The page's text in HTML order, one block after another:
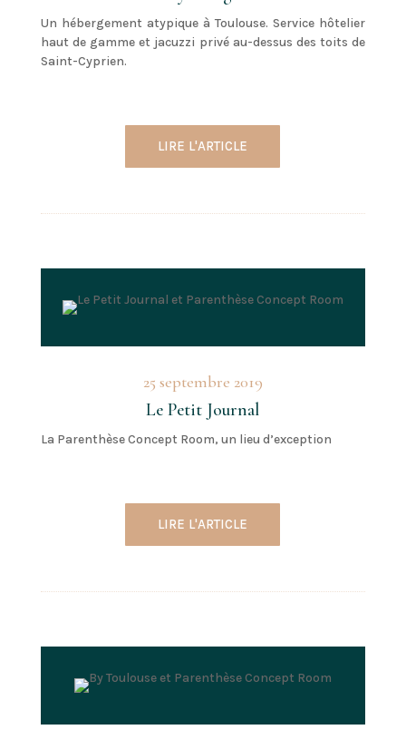
Un hébergement atypique à Toulouse. Service hôtelier
haut de gamme et jacuzzi privé au-dessus des toits de
Saint-Cyprien.
LIRE L'ARTICLE
25 septembre 2019
Le Petit Journal
La Parenthèse Concept Room, un lieu d’exception
LIRE L'ARTICLE